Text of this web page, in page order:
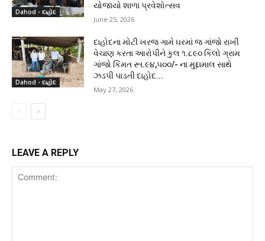
Dahod - દાહોદ
યોજાયો શાળા પ્રવેશોત્સવ
June 25, 2026
Dahod - દાહોદ
દાહોદના મોટી ખરજ ગામે ઘરમાં જ ગાંજો રાખી
વેચાણ કરતા આરોપીને કુલ ૧.૮૯૦ કિલો ગ્રામ
ગાંજો કિંમત રૂા.૯૪,૫૦૦/- ના મુદ્દામાલ સાથે
ઝડપી પાડતી દાહોદ...
May 27, 2026
LEAVE A REPLY